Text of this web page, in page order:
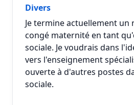
Divers
Je termine actuellement un
congé maternité en tant
sociale. Je voudrais dans
vers l'enseignement
ouverte à d'autres postes
sociale.